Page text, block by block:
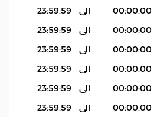
00:00:00 الى
23:59:59
00:00:00 الى
23:59:59
00:00:00 الى
23:59:59
00:00:00 الى
23:59:59
00:00:00 الى
23:59:59
00:00:00 الى
23:59:59